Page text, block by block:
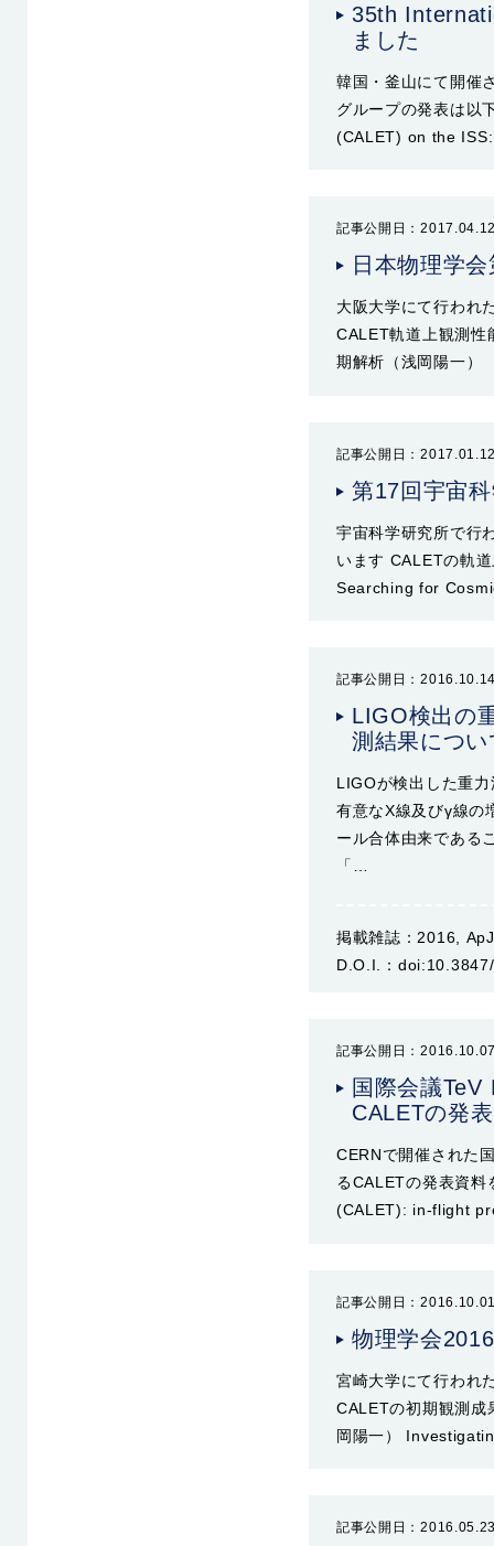
35th
ました
韓国・釜山にて開催
グループの発表は以
(CALET) on the
記事公開日：
日本物理学
大阪大学にて行われ
CALET軌道上観測性
期解析（浅岡陽一）
記事公開日：
第17回宇宙
宇宙科学研究所で行
います CALETの軌
Searching for
記事公開日：
LIGO検出の
測結果につ
LIGOが検出した重
有意なX線及びγ線の
ール合体由来である
「…
掲載雑誌： 2016,
D.O.I.：
記事公開日：
国際会議
CALETの発
CERNで開催された
るCALETの発表資
(CALET): in-flight
記事公開日：
物理学会
宮崎大学にて行われ
CALETの初期観測成
岡陽一）
記事公開日：